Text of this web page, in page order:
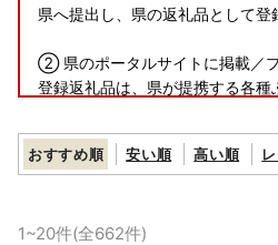
県へ提出し、県の返礼品として登
② 県のポータルサイトに掲載／
登録返礼品は、県が提携する各種
県が負担します。
寄附者からの寄附は徳島県が受
種手続きを行います。
おすすめ順 安い順 高い順
1~20件(全662件)